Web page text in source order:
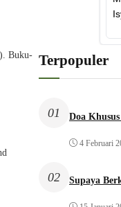
Buku-
Terpopuler
01 Doa
4 Februari
02 Supaya